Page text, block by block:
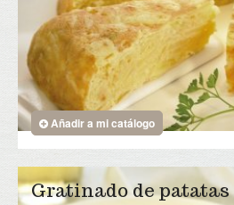
Añadir a mi catálogo
Gratinado de patatas